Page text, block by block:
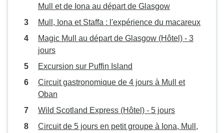
Mull et de Iona au départ de Glasgow
Mull, Iona et Staffa : l'expérience du macareux
Magic Mull au départ de Glasgow (Hôtel) - 3
jours
Excursion sur Puffin Island
Circuit gastronomique de 4 jours à Mull et
Oban
Wild Scotland Express (Hôtel) - 5 jours
Circuit de 5 jours en petit groupe à Iona, Mull,